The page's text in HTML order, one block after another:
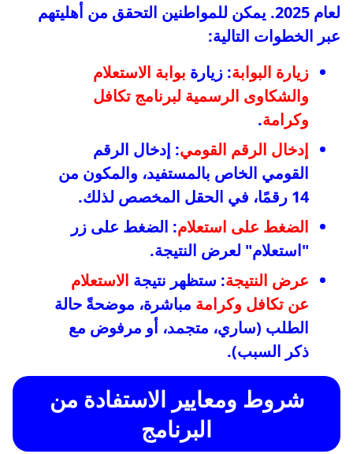
لعام 2025. يمكن للمواطنين التحقق من أهليتهم
عبر الخطوات التالية:
زيارة البوابة: زيارة بوابة الاستعلام
والشكاوى الرسمية لبرنامج تكافل
وكرامة.
إدخال الرقم القومي: إدخال الرقم
القومي الخاص بالمستفيد، والمكون من
14 رقمًا، في الحقل المخصص لذلك.
الضغط على استعلام: الضغط على زر
"استعلام" لعرض النتيجة.
عرض النتيجة: ستظهر نتيجة الاستعلام
عن تكافل وكرامة مباشرة، موضحةً حالة
الطلب (ساري، متجمد، أو مرفوض مع
ذكر السبب).
شروط ومعايير الاستفادة من
البرنامج